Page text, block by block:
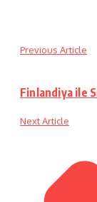
Previous Article
Finlandiya ile
Next Article